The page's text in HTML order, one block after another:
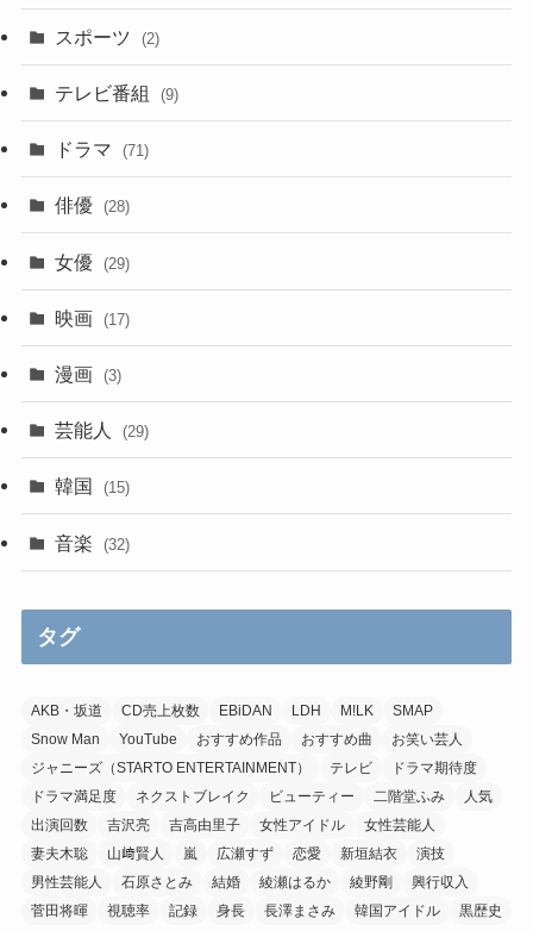
スポーツ (2)
テレビ番組 (9)
ドラマ (71)
俳優 (28)
女優 (29)
映画 (17)
漫画 (3)
芸能人 (29)
韓国 (15)
音楽 (32)
タグ
AKB・坂道 CD売上枚数 EBiDAN LDH M!LK
SMAP
Snow Man
YouTube おすすめ作品 おすすめ曲
お笑い芸人
ジャニーズ（STARTO ENTERTAINMENT）
テレビ
ドラマ期待度
ドラマ満足度
ネクストブレイク ビューティー 二階堂ふみ
人気
出演回数
吉沢亮 吉高由里子 女性アイドル
女性芸能人
妻夫木聡
山﨑賢人 嵐 広瀬すず 恋愛 新垣結衣
演技
男性芸能人
石原さとみ 結婚 綾瀬はるか 綾野剛
興行収入
菅田将暉
視聴率 記録 身長 長澤まさみ 韓国アイドル 黒歴史